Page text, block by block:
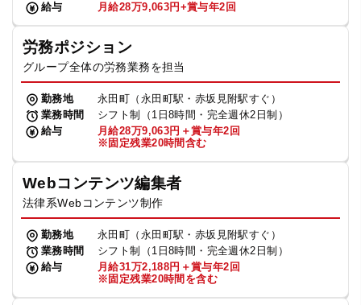
給与
月給28万9,063円+賞与年2回
労務ポジション
グループ全体の労務業務を担当
勤務地
永田町（永田町駅・赤坂見附駅すぐ）
業務時間
シフト制（1日8時間・完全週休2日制）
給与
月給28万9,063円＋賞与年2回
※固定残業20時間含む
Webコンテンツ編集者
法律系Webコンテンツ制作
勤務地
永田町（永田町駅・赤坂見附駅すぐ）
業務時間
シフト制（1日8時間・完全週休2日制）
給与
月給31万2,188円＋賞与年2回
※固定残業20時間を含む